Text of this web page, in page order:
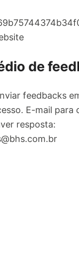
de
feedbacks
E-mail para
resposta: